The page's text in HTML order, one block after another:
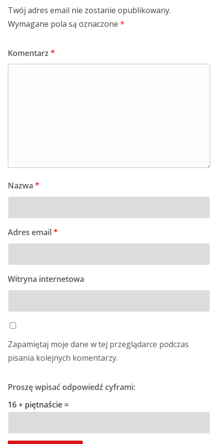
Twój adres email nie zostanie opublikowany.
Wymagane pola są oznaczone *
Komentarz *
Nazwa *
Adres email*
Witryna internetowa
Zapamiętaj moje dane w tej przeglądarce podczas
pisania kolejnych komentarzy.
Proszę wpisać odpowiedź cyframi:
16 + piętnaście =